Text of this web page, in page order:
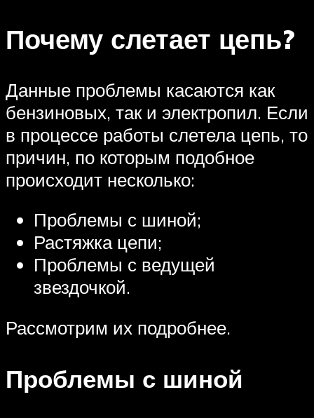
Почему слетает цепь?
Данные проблемы касаются как
бензиновых, так и электропил. Если
в процессе работы слетела цепь, то
причин, по которым подобное
происходит несколько:
Проблемы с шиной;
Растяжка цепи;
Проблемы с ведущей
звездочкой.
Рассмотрим их подробнее.
Проблемы с шиной